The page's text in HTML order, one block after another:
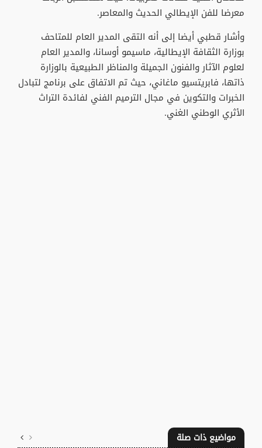
معرضا للفن الإيطالي الحديث والمعاصر.
وأشار قطبي أيضا إلى أنه التقى المدير العام للمتاحف
بوزارة الثقافة الإيطالية، ماسيمو أوسانا، والمدير العام
لعلوم الآثار والفنون الجميلة والمناظر الطبيعية بالوزارة
ذاتها، فابريتسيو ماغاني، حيث تم الاتفاق على برنامج لتبادل
الخبرات والتكوين في مجال الترميم الفني لفائدة التراث
الأثري الوطني الغني.
مواضيع ذات صلة